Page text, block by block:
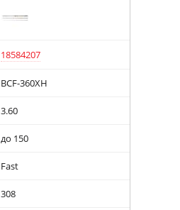
18584207
BCF-360XH
3.60
до 150
Fast
308